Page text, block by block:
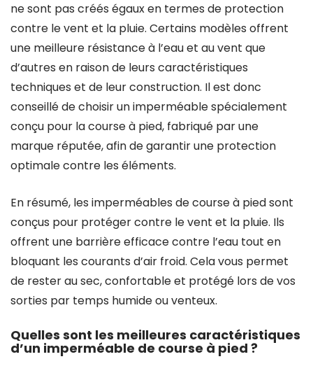
ne sont pas créés égaux en termes de protection
contre le vent et la pluie. Certains modèles offrent
une meilleure résistance à l’eau et au vent que
d’autres en raison de leurs caractéristiques
techniques et de leur construction. Il est donc
conseillé de choisir un imperméable spécialement
conçu pour la course à pied, fabriqué par une
marque réputée, afin de garantir une protection
optimale contre les éléments.
En résumé, les imperméables de course à pied sont
conçus pour protéger contre le vent et la pluie. Ils
offrent une barrière efficace contre l’eau tout en
bloquant les courants d’air froid. Cela vous permet
de rester au sec, confortable et protégé lors de vos
sorties par temps humide ou venteux.
Quelles sont les meilleures caractéristiques
d’un imperméable de course à pied ?